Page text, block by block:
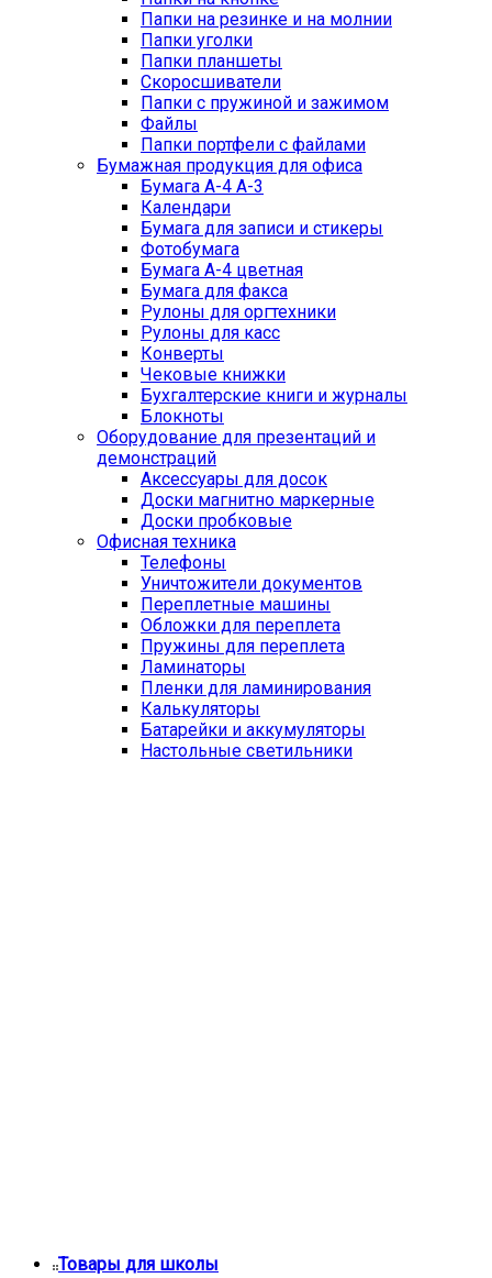
Папки на резинке и на молнии
Папки уголки
Папки планшеты
Скоросшиватели
Папки с пружиной и зажимом
Файлы
Папки портфели с файлами
Бумажная продукция для офиса
Бумага А-4 А-3
Календари
Бумага для записи и стикеры
Фотобумага
Бумага А-4 цветная
Бумага для факса
Рулоны для оргтехники
Рулоны для касс
Конверты
Чековые книжки
Бухгалтерские книги и журналы
Блокноты
Оборудование для презентаций и
демонстраций
Аксессуары для досок
Доски магнитно маркерные
Доски пробковые
Офисная техника
Телефоны
Уничтожители документов
Переплетные машины
Обложки для переплета
Пружины для переплета
Ламинаторы
Пленки для ламинирования
Калькуляторы
Батарейки и аккумуляторы
Настольные светильники
Товары для школы